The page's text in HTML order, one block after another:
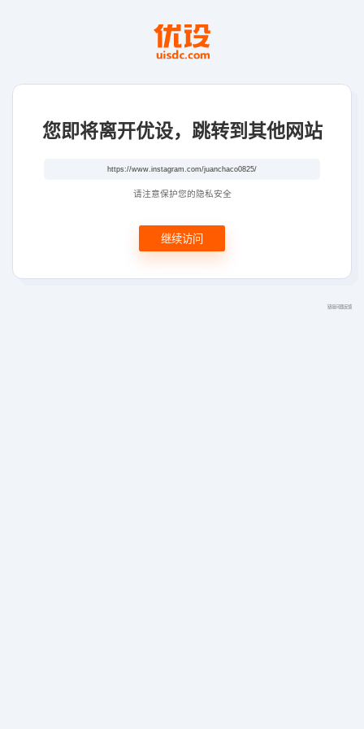
您即将离开优设，跳转到其他网站
请注意保护您的隐私安全
继续访问
链接问题反馈